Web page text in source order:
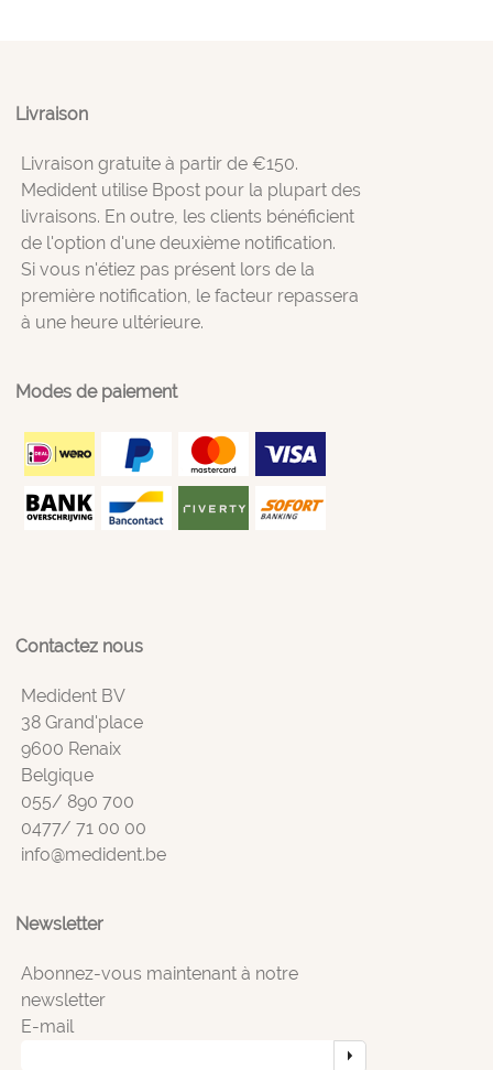
Livraison
Livraison gratuite à partir de €150.
Medident utilise Bpost pour la plupart des
livraisons. En outre, les clients bénéficient
de l'option d'une deuxième notification.
Si vous n'étiez pas présent lors de la
première notification, le facteur repassera
à une heure ultérieure.
Modes de paiement
Contactez nous
Medident BV
38 Grand'place
9600 Renaix
Belgique
055/ 890 700
0477/ 71 00 00
info@medident.be
Newsletter
Abonnez-vous maintenant à notre
newsletter
E-mail